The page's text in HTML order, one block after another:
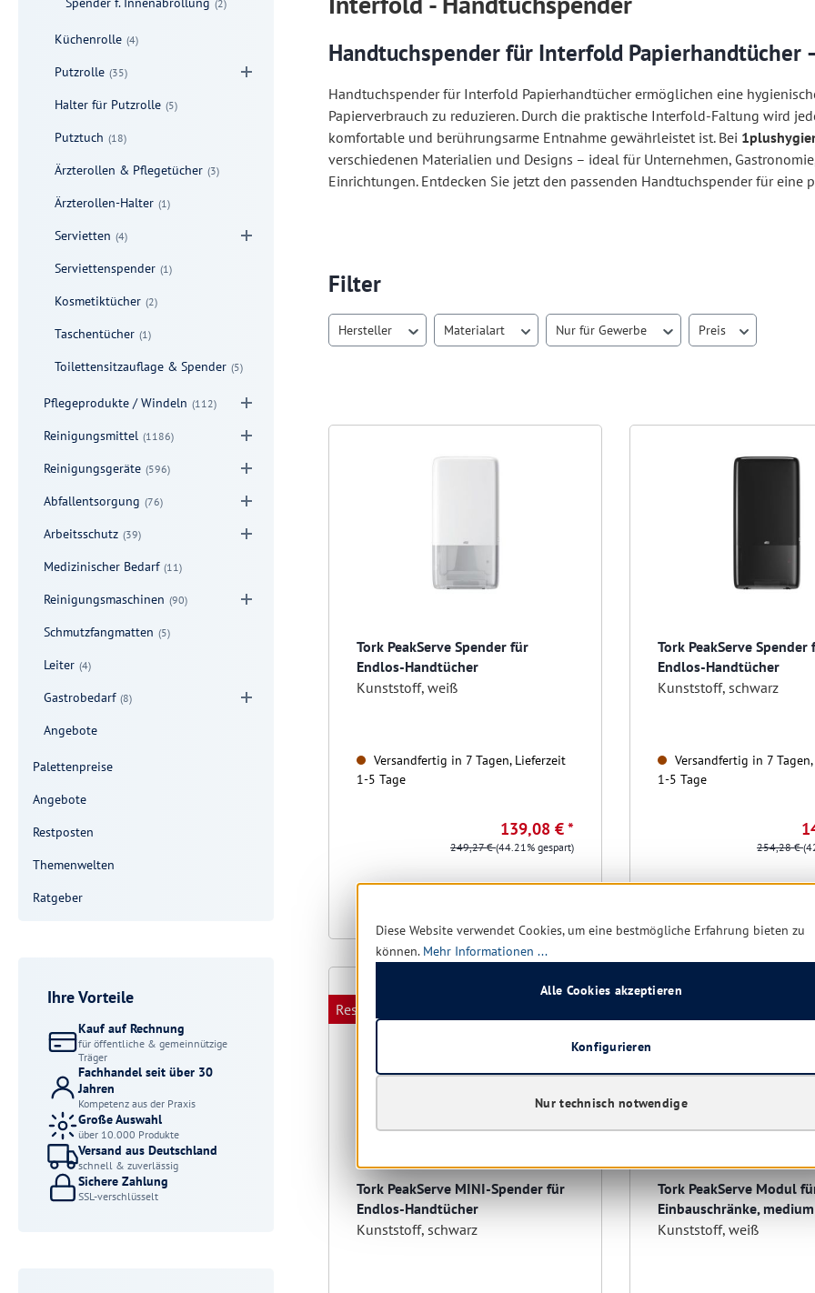
(2)
Küchenrolle (4)
Putzrolle (35)
Halter für Putzrolle (5)
Putztuch (18)
Ärzterollen & Pflegetücher (3)
Ärzterollen-Halter (1)
Servietten (4)
Serviettenspender (1)
Kosmetiktücher (2)
Taschentücher (1)
Toilettensitzauflage & Spender (5)
Pflegeprodukte / Windeln (112)
Reinigungsmittel (1186)
Reinigungsgeräte (596)
Abfallentsorgung (76)
Arbeitsschutz (39)
Medizinischer Bedarf (11)
Reinigungsmaschinen (90)
Schmutzfangmatten (5)
Leiter (4)
Gastrobedarf (8)
Angebote
Palettenpreise
Angebote
Restposten
Themenwelten
Ratgeber
Ihre Vorteile
Kauf auf Rechnung
für öffentliche & gemeinnützige
Träger
Fachhandel seit über 30
Jahren
Kompetenz aus der Praxis
Große Auswahl
über 10.000 Produkte
Versand aus Deutschland
schnell & zuverlässig
Sichere Zahlung
SSL-verschlüsselt
Handtuchspender für Interfold Papierhandtücher
Handtuchspender für Interfold Papierhandtücher ermöglichen eine
Papierverbrauch zu reduzieren. Durch die praktische Interfold-Faltung wird
komfortable und berührungsarme Entnahme gewährleistet ist. Bei
verschiedenen Materialien und Designs – ideal für Unternehmen,
Einrichtungen. Entdecken Sie jetzt den passenden Handtuchspender für eine
Filter
Hersteller Materialart Nur für Gewerbe Preis
Tork PeakServe Spender für
Endlos-Handtücher
Kunststoff, weiß
Versandfertig in 7 Tagen, Lieferzeit
1-5 Tage
139,08 € *
249,27 €(44.21% gespart)
Tork PeakServe Spender
Endlos-Handtücher
Kunststoff, schwarz
Versandfertig in 7
1-5 Tage
254,28 €
Restposten
Tork PeakServe MINI-Spender für
Endlos-Handtücher
Kunststoff, schwarz
Tork PeakServe Modul
Einbauschränke, medium
Kunststoff, weiß
Diese Website verwendet Cookies, um eine bestmögliche Erfahrung bieten zu
können. Mehr Informationen ...
Nur technisch notwendige
Konfigurieren
Alle Cookies akzeptieren